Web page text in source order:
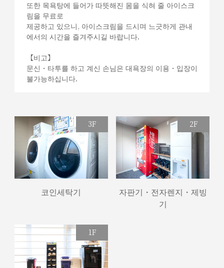
또한 목욕탕에 들어가 따뜻해진 몸을 식혀 줄 아이스크
림을 무료로
제공하고 있으니, 아이스크림을 드시며 느긋하게 관내
에서의 시간을 즐겨주시길 바랍니다.
【비고】
문신・타투를 하고 계신 손님은 대욕장의 이용・입장이
불가능하십니다.
3F
코인세탁기
2F
자판기・전자렌지・제빙
기
1F